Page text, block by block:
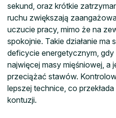
sekund, oraz krótkie
ruchu zwiększają
uczucie pracy, mimo że na
spokojnie. Takie działanie
deficycie energetycznym,
najwięcej masy mięśniowej, a
przeciążać stawów.
lepszej technice, co
kontuzji.